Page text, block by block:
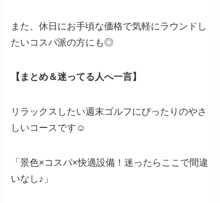
また、休日にお手頃な価格で気軽にラウンドし
たいコスパ派の方にも◎
【まとめ＆迷ってる人へ一言】
リラックスしたい週末ゴルフにぴったりのやさ
しいコースです☺️
「景色×コスパ×快適設備！迷ったらここで間違
いなし♪」